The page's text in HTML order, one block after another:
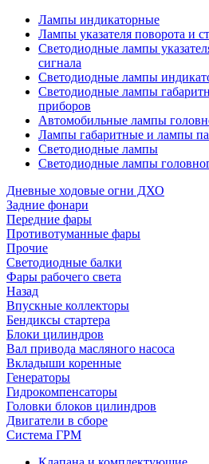
Лампы индикаторные
Лампы указателя поворота и
Светодиодные лампы
сигнала
Светодиодные лампы
Светодиодные лампы
приборов
Автомобильные лампы
Лампы габаритные и лампы
Светодиодные лампы
Светодиодные лампы
Дневные ходовые огни ДХО
Задние фонари
Передние фары
Противотуманные фары
Прочие
Светодиодные балки
Фары рабочего света
Назад
Впускные коллекторы
Бендиксы стартера
Блоки цилиндров
Вал привода масляного насоса
Вкладыши коренные
Генераторы
Гидрокомпенсаторы
Головки блоков цилиндров
Двигатели в сборе
Система ГРМ